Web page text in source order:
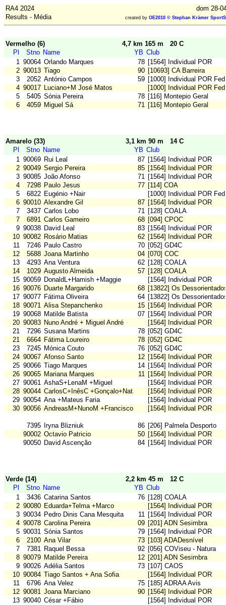
RA4 2024
dom 28-
Results - Média
created by OE2010 © Stephan Krämer
Vermelho (6) 4,7 km 165 m
20 C
Pl
Stno Name YB Club
1 90064 Orlando Marques 78 [1564] Individual POR
2 90013 Tiago 90 [10693] CA Barreira
3
2052 António Campos 59 [1000] Individual POR Fed
4 90017 Luciano+M José Matos
[1000] Individual POR Fed
5
5405 Sónia Pereira 78 [116] Montepio Geral
6
4059 Miguel Sá 71 [116] Montepio Geral
Amarelo (33) 3,1 km 90 m
14 C
Pl
Stno Name YB Club
1 90069 Rui Leal 87 [1564] Individual POR
2 90049 Sergio Pereira 85 [1564] Individual POR
3 90085 João Afonso 71 [1564] Individual POR
4
7298 Paulo Jesus 77 [114] COA
5
6822 Eugénio +Nair
[1000] Individual POR Fed
6 90010 Alexandre Gil 87 [1564] Individual POR
7
3437 Carlos Lobo 71 [128] COALA
7
6891 Carlos Gameiro 68 [094] CPOC
9 90038 David Leal 83 [1564] Individual POR
10 90082 Rosário Matias 62 [1564] Individual POR
11
7246 Paulo Castro 70 [052] GD4C
12
5688 Joana Martinho 04 [070] COC
13
4293 Ana Ventura 62 [128] COALA
14
1029 Augusto Almeida 57 [128] COALA
15 90059 DonaldL+Hamish +Maggie
[1564] Individual POR
16 90076 Duarte Margarido 68 [13822] Os
17 90077 Fátima Oliveira 64 [13822] Os
18 90071 Alisa Stepanchenko 15 [1564] Individual POR
19 90068 Matilde Batista 07 [1564] Individual POR
20 90083 Nuno André + Miguel André
[1564] Individual POR
21
7296 Susana Martins 78 [052] GD4C
21
6664 Fátima Loureiro 78 [052] GD4C
23
7245 Mónica Couto 76 [052] GD4C
24 90067 Afonso Santo 12 [1564] Individual POR
25 90066 Tiago Marques 14 [1564] Individual POR
26 90065 Mariana Marques 11 [1564] Individual POR
27 90061 AshaS+LenaM +Miguel
[1564] Individual POR
28 90044 CarlosC+InêsC +Gonçalo+Natalina
[1564] Individual POR
29 90054 Ana +Mateus Faria
[1564] Individual POR
30 90056 AndreasM+NunoM +Francisco [1564] Individual POR
7395 Iryna Blizniuk 86 [206] Palmela Desporto
90002 Octavio Patricio 50 [1564] Individual POR
90050 David Ascenção 84 [1564] Individual POR
Verde (14) 2,2 km 45 m
12 C
Pl
Stno Name YB Club
1
3436 Catarina Santos 76 [128] COALA
2 90080 Eduarda+Telma +Marco
[1564] Individual POR
3 90034 Pedro Dinis Cana Mesquita 11 [1564] Individual POR
4 90078 Carolina Pereira 09 [201] ADN Sesimbra
5 90031 Sónia Santos 79 [1564] Individual POR
6
2100 Ana Vilar 73 [103] ADADesnível
7
7381 Raquel Bessa 92 [056] COViseu - Natura
8 90079 Matilde Pereira 12 [201] ADN Sesimbra
9 90026 Adélia Santos 73 [107] CAOS
10 90084 Tiago Santos + Ana Sofia
[1564] Individual POR
11
6796 Ana Velez 75 [185] ADRAA Avis
12 90081 Joana Marciano 90 [1564] Individual POR
13 90040 César +Fábio [1564] Individual POR